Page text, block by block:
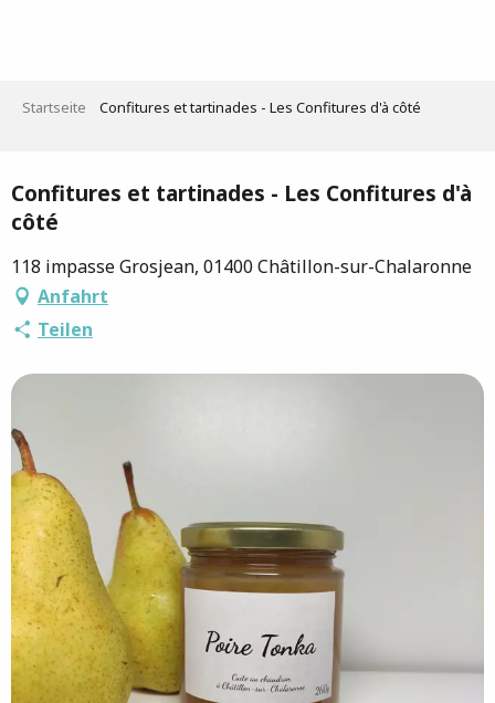
Startseite Confitures et tartinades - Les Confitures d'à côté
Confitures et tartinades - Les Confitures d'à
côté
118 impasse Grosjean, 01400 Châtillon-sur-Chalaronne
Anfahrt
Teilen